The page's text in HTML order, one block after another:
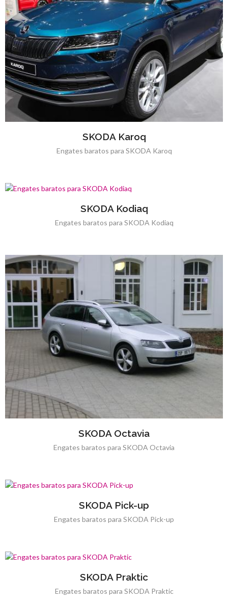
SKODA Karoq
Engates baratos para SKODA Karoq
SKODA Kodiaq
Engates baratos para SKODA Kodiaq
SKODA Octavia
Engates baratos para SKODA Octavia
SKODA Pick-up
Engates baratos para SKODA Pick-up
SKODA Praktic
Engates baratos para SKODA Praktic